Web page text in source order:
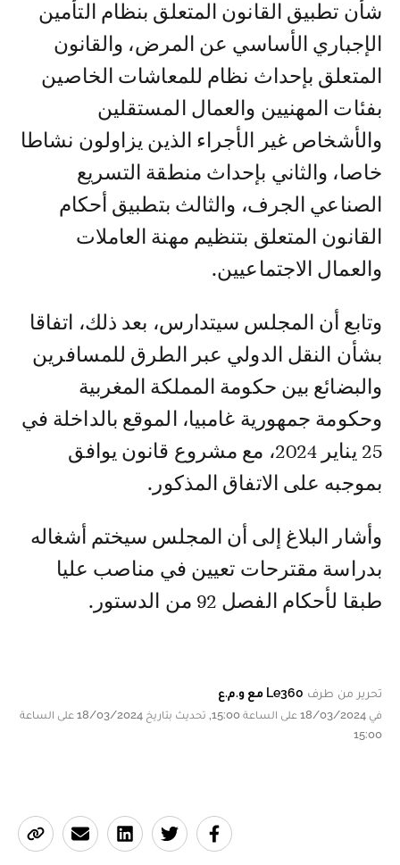
شأن تطبيق القانون المتعلق بنظام التأمين
الإجباري الأساسي عن المرض، والقانون
المتعلق بإحداث نظام للمعاشات الخاصين
بفئات المهنيين والعمال المستقلين
والأشخاص غير الأجراء الذين يزاولون نشاطا
خاصا، والثاني بإحداث منطقة التسريع
الصناعي الجرف، والثالث بتطبيق أحكام
القانون المتعلق بتنظيم مهنة العاملات
والعمال الاجتماعيين.
وتابع أن المجلس سيتدارس، بعد ذلك، اتفاقا
بشأن النقل الدولي عبر الطرق للمسافرين
والبضائع بين حكومة المملكة المغربية
وحكومة جمهورية غامبيا، الموقع بالداخلة في
25 يناير 2024، مع مشروع قانون يوافق
بموجبه على الاتفاق المذكور.
وأشار البلاغ إلى أن المجلس سيختم أشغاله
بدراسة مقترحات تعيين في مناصب عليا
طبقا لأحكام الفصل 92 من الدستور.
تحرير من طرف Le360 مع و.م.ع
في 18/03/2024 على الساعة 15:00, تحديث بتاريخ 18/03/2024 على الساعة
15:00